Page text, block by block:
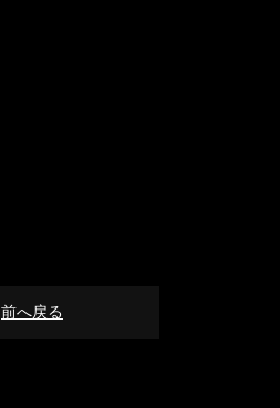
前へ戻る